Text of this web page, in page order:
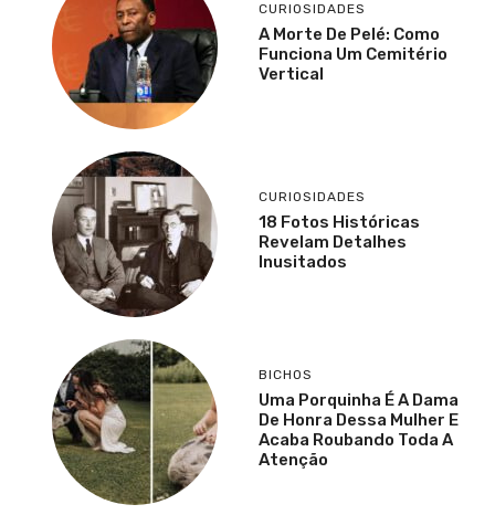
CURIOSIDADES
A Morte De Pelé: Como
Funciona Um Cemitério
Vertical
CURIOSIDADES
18 Fotos Históricas
Revelam Detalhes
Inusitados
BICHOS
Uma Porquinha É A Dama
De Honra Dessa Mulher E
Acaba Roubando Toda A
Atenção